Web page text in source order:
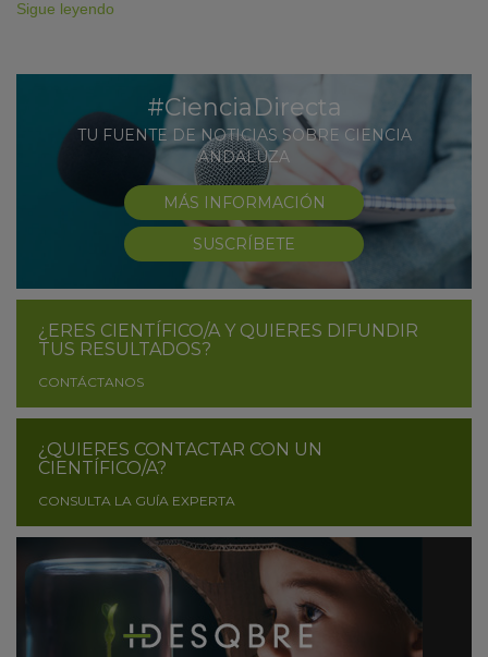
Sigue leyendo
#CienciaDirecta
TU FUENTE DE NOTICIAS SOBRE CIENCIA
ANDALUZA
MÁS INFORMACIÓN
SUSCRÍBETE
¿ERES CIENTÍFICO/A Y QUIERES DIFUNDIR
TUS RESULTADOS?
CONTÁCTANOS
¿QUIERES CONTACTAR CON UN
CIENTÍFICO/A?
CONSULTA LA GUÍA EXPERTA